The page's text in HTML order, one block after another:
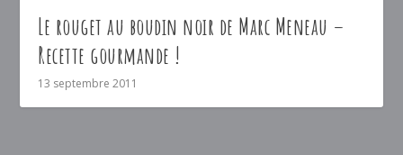
Le rouget au boudin noir de Marc Meneau –
Recette gourmande !
13 septembre 2011